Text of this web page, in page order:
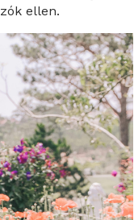
ellen.